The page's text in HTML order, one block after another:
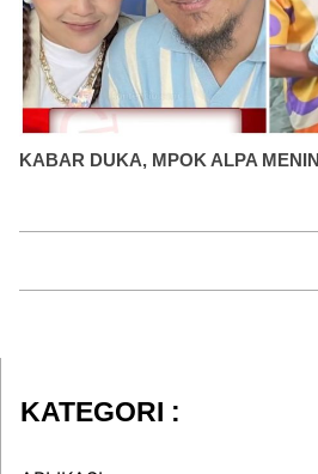
KABAR DUKA, MPOK ALPA
KATEGORI :